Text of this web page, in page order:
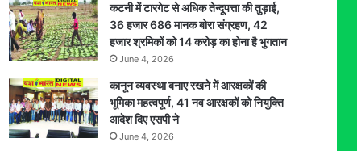
कटनी में टारगेट से अधिक तेन्दूपत्ता की तुड़ाई,
36 हजार 686 मानक बोरा संग्रहण, 42
हजार श्रमिकों को 14 करोड़ का होना है भुगतान
June 4, 2026
कानून व्यवस्था बनाए रखने में आरक्षकों की
भूमिका महत्वपूर्ण, 41 नव आरक्षकों को नियुक्ति
आदेश दिए एसपी ने
June 4, 2026